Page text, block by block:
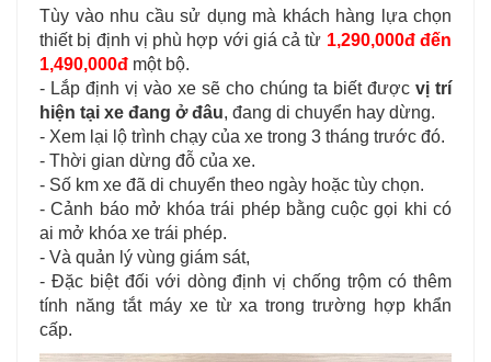
Tùy vào nhu cầu sử dụng mà khách hàng lựa chọn
thiết bị định vị phù hợp với giá cả từ 1,290,000đ đến
1,490,000đ một bộ.
- Lắp định vị vào xe sẽ cho chúng ta biết được vị trí
hiện tại xe đang ở đâu, đang di chuyển hay dừng.
- Xem lại lộ trình chạy của xe trong 3 tháng trước đó.
- Thời gian dừng đỗ của xe.
- Số km xe đã di chuyển theo ngày hoặc tùy chọn.
- Cảnh báo mở khóa trái phép bằng cuộc gọi khi có
ai mở khóa xe trái phép.
- Và quản lý vùng giám sát,
- Đặc biệt đối với dòng định vị chống trộm có thêm
tính năng tắt máy xe từ xa trong trường hợp khẩn
cấp.